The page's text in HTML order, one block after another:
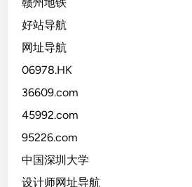
好站导航
网址导航
06978.HK
36609.com
45992.com
95226.com
中国深圳大学
设计师网址导航